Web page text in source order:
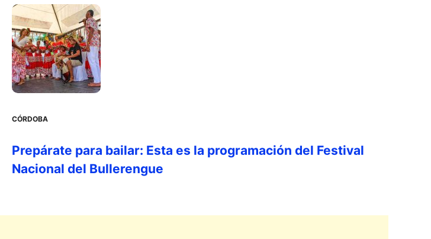
CÓRDOBA
Prepárate para bailar: Esta es la programación del Festival
Nacional del Bullerengue